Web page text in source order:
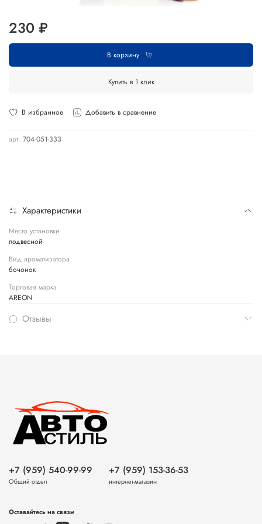
В избранное Добавить в сравнение
арт. 704-051-333
230 ₽
В корзину
Купить в 1 клик
Характеристики
Место установки
подвесной
Вид ароматизатора
бочонок
Торговая марка
AREON
Отзывы
+7 (959) 540-99-99
Общий отдел
+7 (959) 153-36-53
интернет-магазин
Оставайтесь на связи